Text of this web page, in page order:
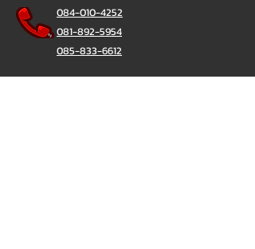
084-010-4252
081-892-5954
085-833-6612